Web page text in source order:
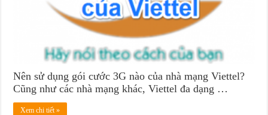
Nên sử dụng gói cước 3G nào của nhà mạng Viettel?
Cũng như các nhà mạng khác, Viettel đa dạng …
Xem chi tiết »